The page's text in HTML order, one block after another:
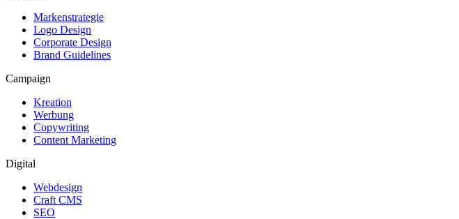
Markenstrategie
Logo Design
Corporate Design
Brand Guidelines
Campaign
Kreation
Werbung
Copywriting
Content Marketing
Digital
Webdesign
Craft CMS
SEO